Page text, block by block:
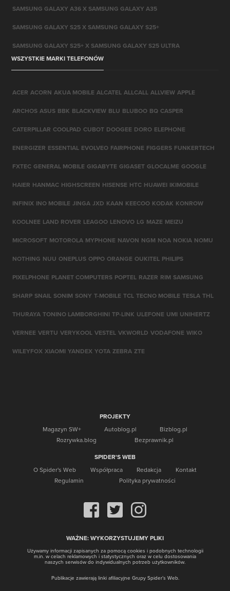
SAMSUNG GALAXY A36 X SAMSUNG GALAXY A35
SAMSUNG GALAXY S25 X SAMSUNG GALAXY S25+
SAMSUNG GALAXY S25+ X SAMSUNG GALAXY S25 ULTRA
WSZYSTKIE MARKI TELEFONÓW
ACER ACORN AKUA MOBILE ALCATEL ALLCALL ALLVIEW APPLE
ARCHOS ASUS BBK BLACKVIEW BLU BLUBOO BQ CASPER
CATERPILLAR COOLPAD CUBOT DOOGEE DORO ELEPHONE
ENERGIZER ESSENTIAL EVOLVEO FAIRPHONE FIGGERS FUNKERTECH
FXTEC GENERAL MOBILE GIGABYTE GIGASET GLOCALME GOOGLE
HAIER HANMAC HIGHSCREEN HISENSE HTC HUAWEI IKIMOBILE
INFINIX INO MOBILE JINGA JXD KAAN KEECOO KODAK KONROW
KOOLNEE LAND ROVER LEAGOO LENOVO LG MAZE MEIZU
MICROSOFT MOTOROLA MYPHONE NAVON NGM NOA NOKIA NOMU
NOTHING NUU ONEPLUS OPPO ORANGE OUKITEL PHILIPS
PIXELPHONE PLANET COMPUTERS POPTEL RAZER RIM SAMSUNG
SHARP SNAIL SONIM SONY T-MOBILE TCL TECNO MOBILE TESLA THL
THURAYA TONINO LAMBORGHINI TP-LINK ULEFONE UMI UNIHERTZ
VERNEE VERTU VERYKOOL VESTEL VKWORLD VODAFONE WIKO
WILEYFOX XIAOMI YANDEX YOTA ZEBRA ZTE
WAŻNE: WYKORZYSTUJEMY PLIKI
Używamy informacji zapisanych za pomocą cookies i podobnych technologii
m.in. w celach reklamowych i statystycznych oraz w celu dostosowania
naszych serwisów do indywidualnych potrzeb użytkowników.
Publikacje zawierają linki afiliacyjne Grupy Spider’s Web.
PROJEKTY
Magazyn SW+
Autoblog.pl
Bizblog.pl
Rozrywka.blog
Bezprawnik.pl
SPIDER'S WEB
O Spider's Web
Współpraca Redakcja
Kontakt
Regulamin
Politykaprywatności